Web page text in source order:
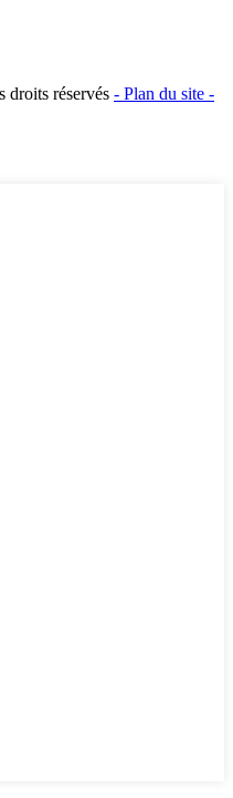
droits réservés - Plan du site -